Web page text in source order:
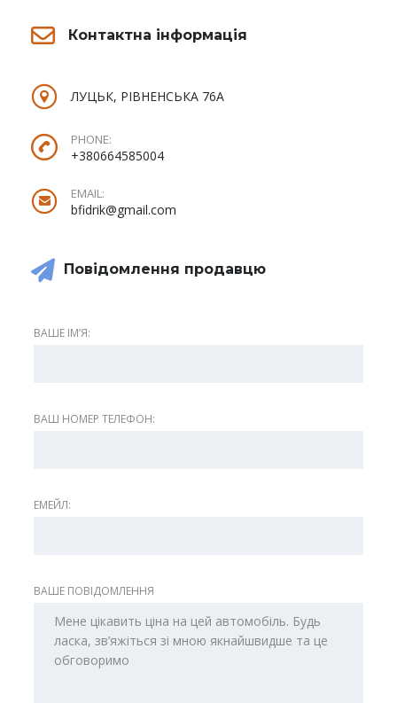
Контактна інформація
ЛУЦЬК, РІВНЕНСЬКА 76А
PHONE:
+380664585004
EMAIL:
bfidrik@gmail.com
Повідомлення продавцю
ВАШЕ ІМʼЯ:
ВАШ НОМЕР ТЕЛЕФОН:
ЕМЕЙЛ:
ВАШЕ ПОВІДОМЛЕННЯ